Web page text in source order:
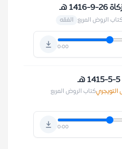
هـ
الروض المربع الفقه
0:00
التويجريكتاب الروض المربع
0:00